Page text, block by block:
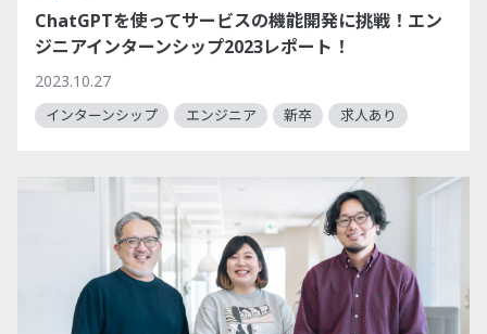
ChatGPTを使ってサービスの機能開発に挑戦！エン
ジニアインターンシップ2023レポート！
2023.10.27
インターンシップ エンジニア 新卒 求人あり